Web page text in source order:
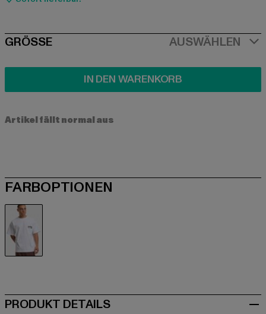
SIZE
GRÖSSE AUSWÄHLEN
IN DEN WARENKORB
Artikel fällt normal aus
FARBOPTIONEN
PRODUKT DETAILS